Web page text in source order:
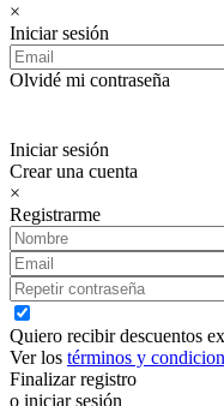
×
Iniciar sesión
Olvidé mi contraseña
Iniciar sesión
Crear una cuenta
×
Registrarme
Quiero recibir descuentos
Ver los términos y
Finalizar registro
o iniciar sesión